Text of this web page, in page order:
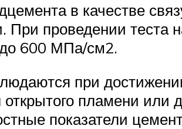
в качестве
При проведении теста
до 600 МПа/см2.
при
пламени или
показатели